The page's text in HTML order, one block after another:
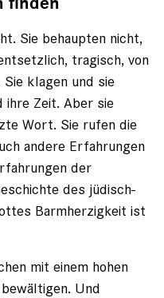
Sie behaupten nicht,
tragisch, von
klagen und sie
ihre Zeit. Aber sie
Wort. Sie rufen die
andere Erfahrungen
der
des jüdisch-
Barmherzigkeit ist
mit einem hohen
Und